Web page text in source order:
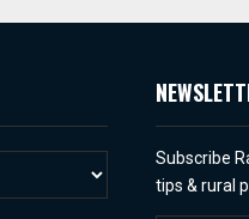
Subscribe
tips & rural